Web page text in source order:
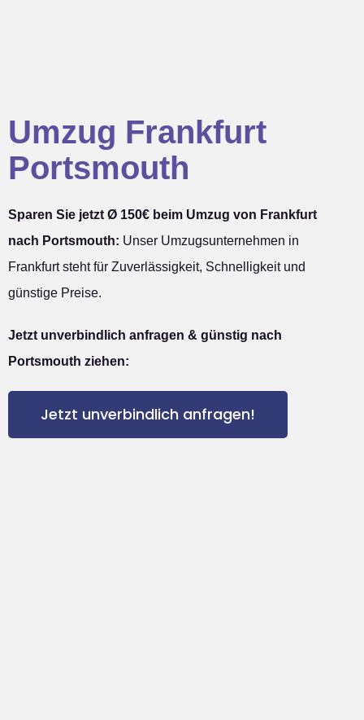
Umzug Frankfurt
Portsmouth
Sparen Sie jetzt Ø 150€ beim Umzug von Frankfurt
nach Portsmouth: Unser Umzugsunternehmen in
Frankfurt steht für Zuverlässigkeit, Schnelligkeit und
günstige Preise.
Jetzt unverbindlich anfragen & günstig nach
Portsmouth ziehen:
Jetzt unverbindlich anfragen!